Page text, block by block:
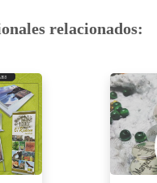
relacionados: